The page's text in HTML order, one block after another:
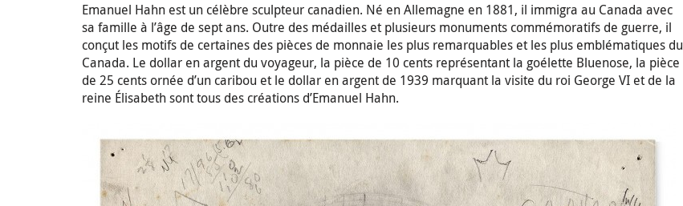
Emanuel Hahn est un célèbre sculpteur canadien. Né en Allemagne en 1881, il immigra au Canada avec
sa famille à l’âge de sept ans. Outre des médailles et plusieurs monuments commémoratifs de guerre, il
conçut les motifs de certaines des pièces de monnaie les plus remarquables et les plus emblématiques du
Canada. Le dollar en argent du voyageur, la pièce de 10 cents représentant la goélette Bluenose, la pièce
de 25 cents ornée d’un caribou et le dollar en argent de 1939 marquant la visite du roi George VI et de la
reine Élisabeth sont tous des créations d’Emanuel Hahn.